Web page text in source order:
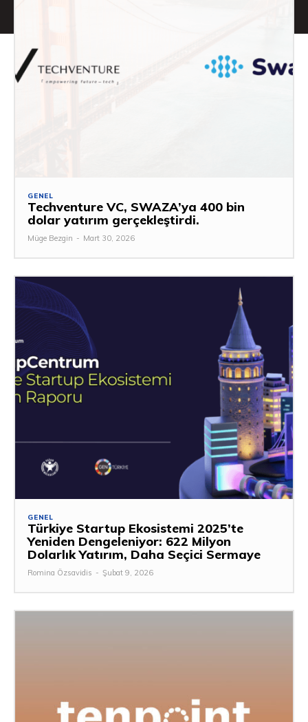
GENEL
Techventure VC, SWAZA’ya 400 bin
dolar yatırım gerçekleştirdi.
Müge Bezgin - Mart 30, 2026
GENEL
Türkiye Startup Ekosistemi 2025’te
Yeniden Dengeleniyor: 622 Milyon
Dolarlık Yatırım, Daha Seçici Sermaye
Romina Özsavidis - Şubat 9, 2026